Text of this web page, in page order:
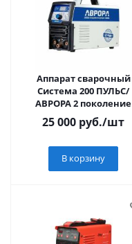
Аппарат сварочный
Система 200 ПУЛЬС/
АВРОРА 2 поколение
25 000 руб./шт
В корзину